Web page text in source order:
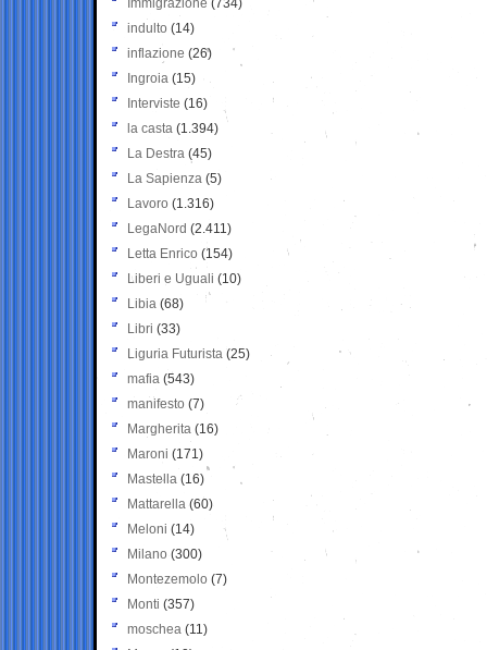
Immigrazione (734)
indulto (14)
inflazione (26)
Ingroia (15)
Interviste (16)
la casta (1.394)
La Destra (45)
La Sapienza (5)
Lavoro (1.316)
LegaNord (2.411)
Letta Enrico (154)
Liberi e Uguali (10)
Libia (68)
Libri (33)
Liguria Futurista (25)
mafia (543)
manifesto (7)
Margherita (16)
Maroni (171)
Mastella (16)
Mattarella (60)
Meloni (14)
Milano (300)
Montezemolo (7)
Monti (357)
moschea (11)